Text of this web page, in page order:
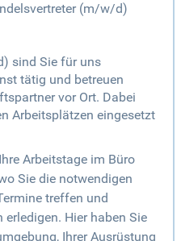
(m/w/d)
sind Sie für uns
tätig und betreuen
vor Ort. Dabei
Arbeitsplätzen eingesetzt
Arbeitstage im Büro
Sie die notwendigen
treffen und
Hier haben Sie
Ihrer Ausrüstung